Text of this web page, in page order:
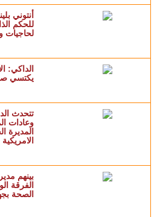
أنتوني
للحكم
لحاجيات
الداكي:
يكتسي
تتحدث
وعادات
المديرة
بينهم
الفرقة
الصحة